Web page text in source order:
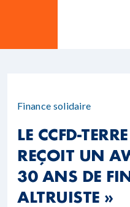
Finance solidaire
LE CCFD-
REÇOIT UN
30 ANS DE
ALTRUISTE »